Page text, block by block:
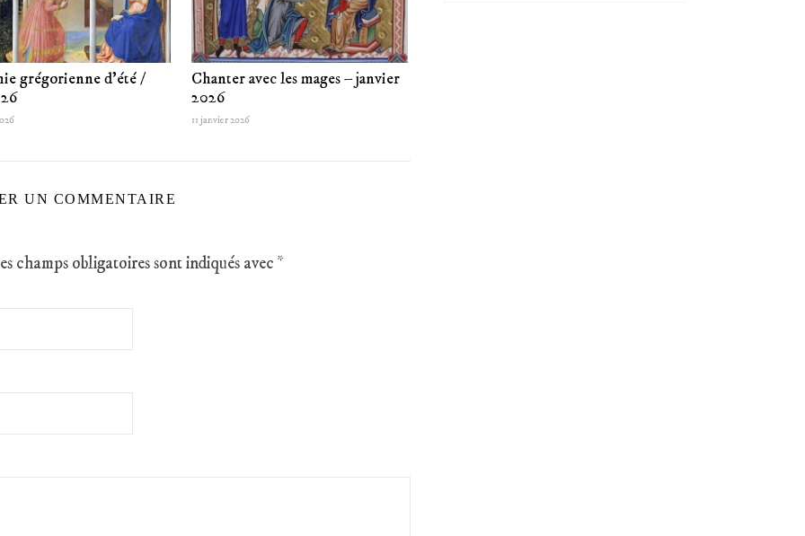
grégorienne d’été /
Chanter avec les mages – janvier
2026
11 janvier 2026
UN COMMENTAIRE
champs obligatoires sont indiqués avec *